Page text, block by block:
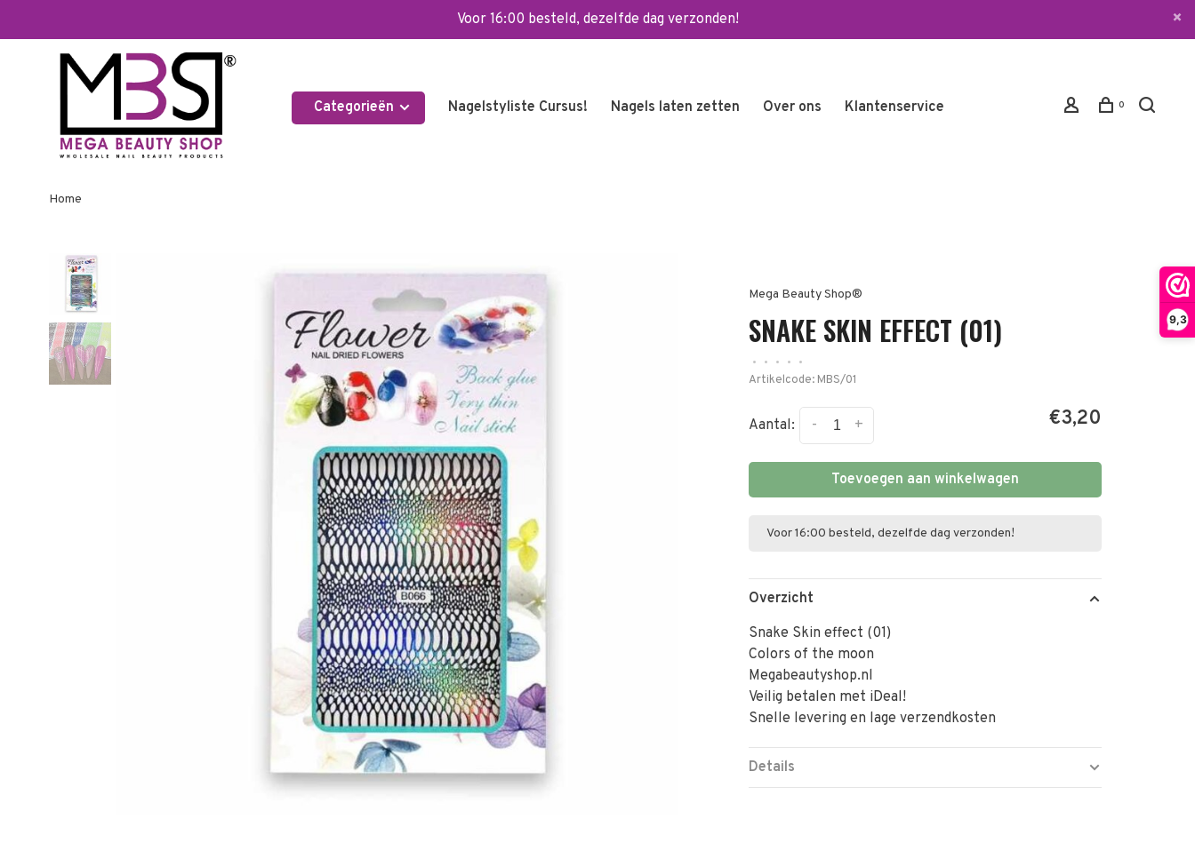
9,3
Voor 16:00 besteld, dezelfde dag verzonden!
Categorieën Nagelstyliste Cursus! Nagels laten zetten Over ons Klantenservice 0
Home
Mega Beauty Shop®
SNAKE SKIN EFFECT (01)
• • • •
•
Artikelcode: MBS/01
Aantal: +
- €3,20
Toevoegen aan winkelwagen
Voor 16:00 besteld, dezelfde dag verzonden!
Overzicht
Snake Skin effect (01)
Colors of the moon
Megabeautyshop.nl
Veilig betalen met iDeal!
Snelle levering en lage verzendkosten
Details